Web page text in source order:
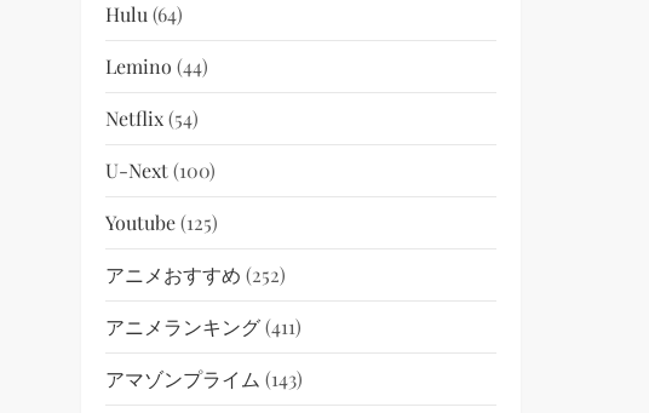
Hulu (64)
Lemino (44)
Netflix(54)
U-Next(100)
Youtube(125)
アニメおすすめ (252)
アニメランキング(411)
アマゾンプライム (143)